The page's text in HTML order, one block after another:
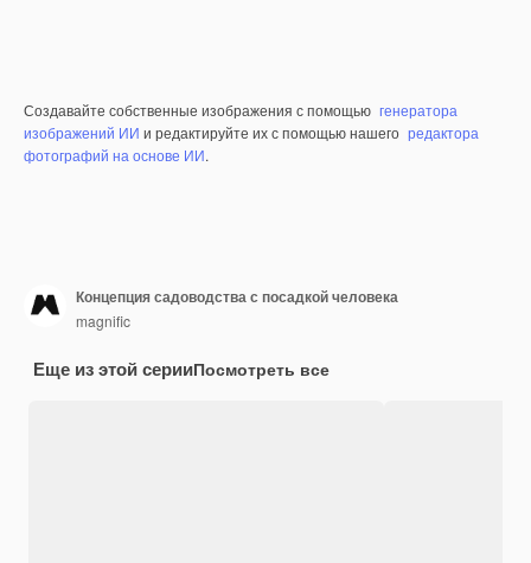
Создавайте собственные изображения с помощью генератора
изображений ИИ и редактируйте их с помощью нашего редактора
фотографий на основе ИИ.
Концепция садоводства с посадкой человека
magnific
Еще из этой серииПосмотреть все